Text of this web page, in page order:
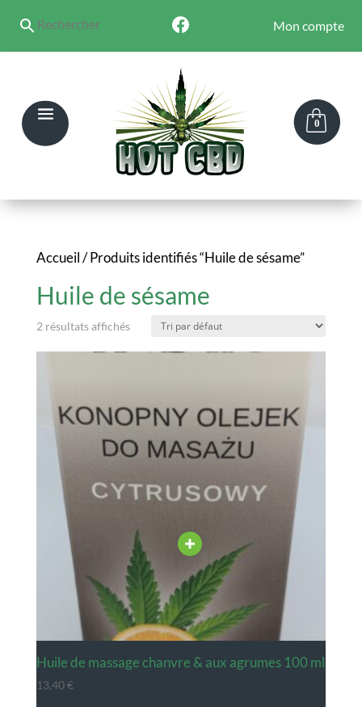
Mon compte
0
Accueil/ Produits identifiés “Huile de sésame”
Huile de sésame
2 résultats affichés
huile de massage chanvre & aux agrumes 100 ml
13,40€